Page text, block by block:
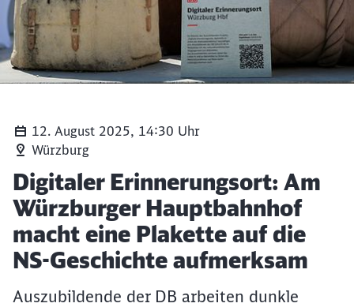
12. August 2025, 14:30 Uhr
Würzburg
Artikel:
Digitaler Erinnerungsort: Am
Würzburger Hauptbahnhof
macht eine Plakette auf die
NS-Geschichte aufmerksam
Auszubildende der DB arbeiten dunkle